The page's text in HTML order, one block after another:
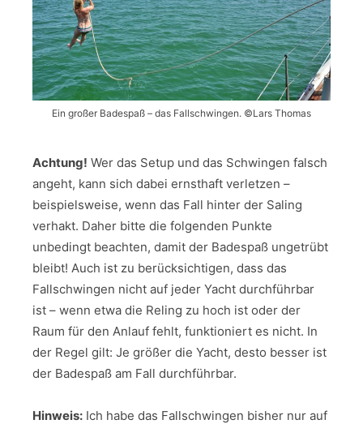
Ein großer Badespaß – das Fallschwingen. ©Lars Thomas
Achtung! Wer das Setup und das Schwingen falsch
angeht, kann sich dabei ernsthaft verletzen –
beispielsweise, wenn das Fall hinter der Saling
verhakt. Daher bitte die folgenden Punkte
unbedingt beachten, damit der Badespaß ungetrübt
bleibt! Auch ist zu berücksichtigen, dass das
Fallschwingen nicht auf jeder Yacht durchführbar
ist – wenn etwa die Reling zu hoch ist oder der
Raum für den Anlauf fehlt, funktioniert es nicht. In
der Regel gilt: Je größer die Yacht, desto besser ist
der Badespaß am Fall durchführbar.
Hinweis: Ich habe das Fallschwingen bisher nur auf